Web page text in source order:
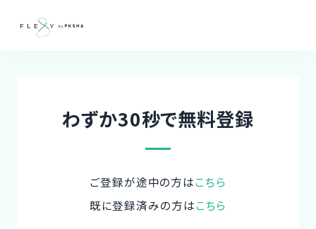
わずか30秒で無料登録
ご登録が途中の方はこちら
既に登録済みの方はこちら